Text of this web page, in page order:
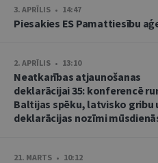
3. APRĪLIS • 14:47
Piesakies ES Pamattiesību
2. APRĪLIS • 13:10
Neatkarības atjaunošanas
deklarācijai 35: konferencē
Baltijas spēku, latvisko gribu
deklarācijas nozīmi
21. MARTS • 10:12